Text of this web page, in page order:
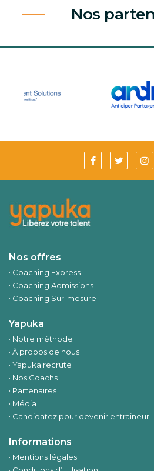
Nos
Nos offres
Coaching Express
Coaching Admissions
Coaching Sur-mesure
Yapuka
Notre méthode
À propos de nous
Yapuka recrute
Nos Coachs
Partenaires
Média
Candidatez pour devenir entraineur
Informations
Mentions légales